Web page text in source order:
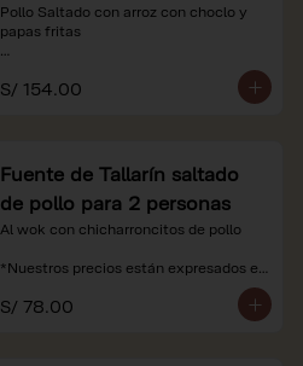
Pollo Saltado con arroz con choclo y
papas fritas
*Nuestros precios están expresados en
soles e incluyen impuestos de ley y
S/ 154.00
Fuente de Tallarín saltado
de pollo para 2 personas
Al wok con chicharroncitos de pollo
*Nuestros precios están expresados en
recargo al consumo.
S/ 78.00